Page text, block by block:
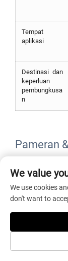
Tempat
aplikasi
Destinasi dan
keperluan
pembungkusa
n
Pameran
Pembeli projek,
boleh menilai
rekod
marmar tersuai.
We value
We use cookies
don't want to